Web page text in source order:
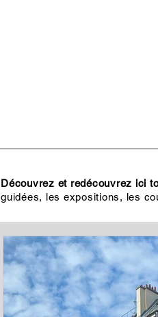
Découvrez et redécouvrez ici
guidées, les expositions, les